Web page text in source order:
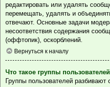
редактировать или удалять
перемещать, удалять и
отвечают. Основные задачи
несоответствия содержания
(оффтопик), оскорблений.
Вернуться к началу
Что такое группы
Группы пользователей разбивают